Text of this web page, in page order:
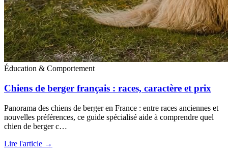
Éducation & Comportement
Chiens de berger français : races, caractère et prix
Panorama des chiens de berger en France : entre races anciennes et
nouvelles préférences, ce guide spécialisé aide à comprendre quel
chien de berger c…
Lire l'article →